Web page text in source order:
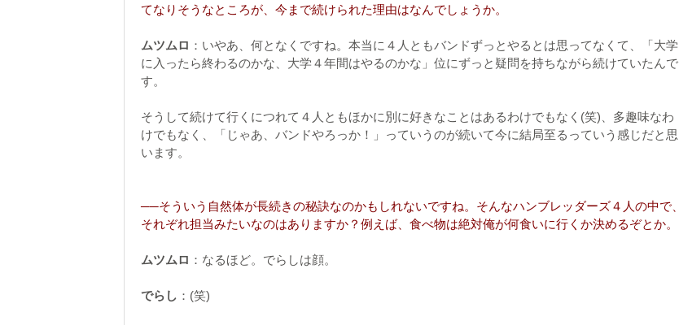
てなりそうなところが、今まで続けられた理由はなんでしょうか。
ムツムロ ：いやあ、何となくですね。本当に４人ともバンドずっとやるとは思ってなくて、「大学
に入ったら終わるのかな、大学４年間はやるのかな」位にずっと疑問を持ちながら続けていたんで
す。
そうして続けて行くにつれて４人ともほかに別に好きなことはあるわけでもなく(笑)、多趣味なわ
けでもなく、「じゃあ、バンドやろっか！」っていうのが続いて今に結局至るっていう感じだと思
います。
──そういう自然体が長続きの秘訣なのかもしれないですね。そんなハンブレッダーズ４人の中で、
それぞれ担当みたいなのはありますか？例えば、食べ物は絶対俺が何食いに行くか決めるぞとか。
ムツムロ ：なるほど。でらしは顔。
でらし ：(笑)